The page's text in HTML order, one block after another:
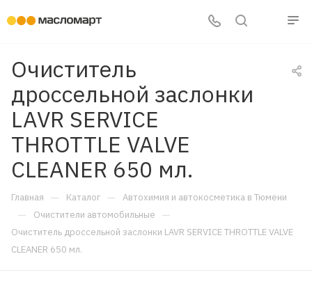
Очиститель
дроссельной заслонки
LAVR SERVICE
THROTTLE VALVE
CLEANER 650 мл.
Главная — Каталог — Автохимия и автокосметика в Тюмени
— Очистители автомобильные —
Очиститель дроссельной заслонки LAVR SERVICE THROTTLE VALVE
CLEANER 650 мл.